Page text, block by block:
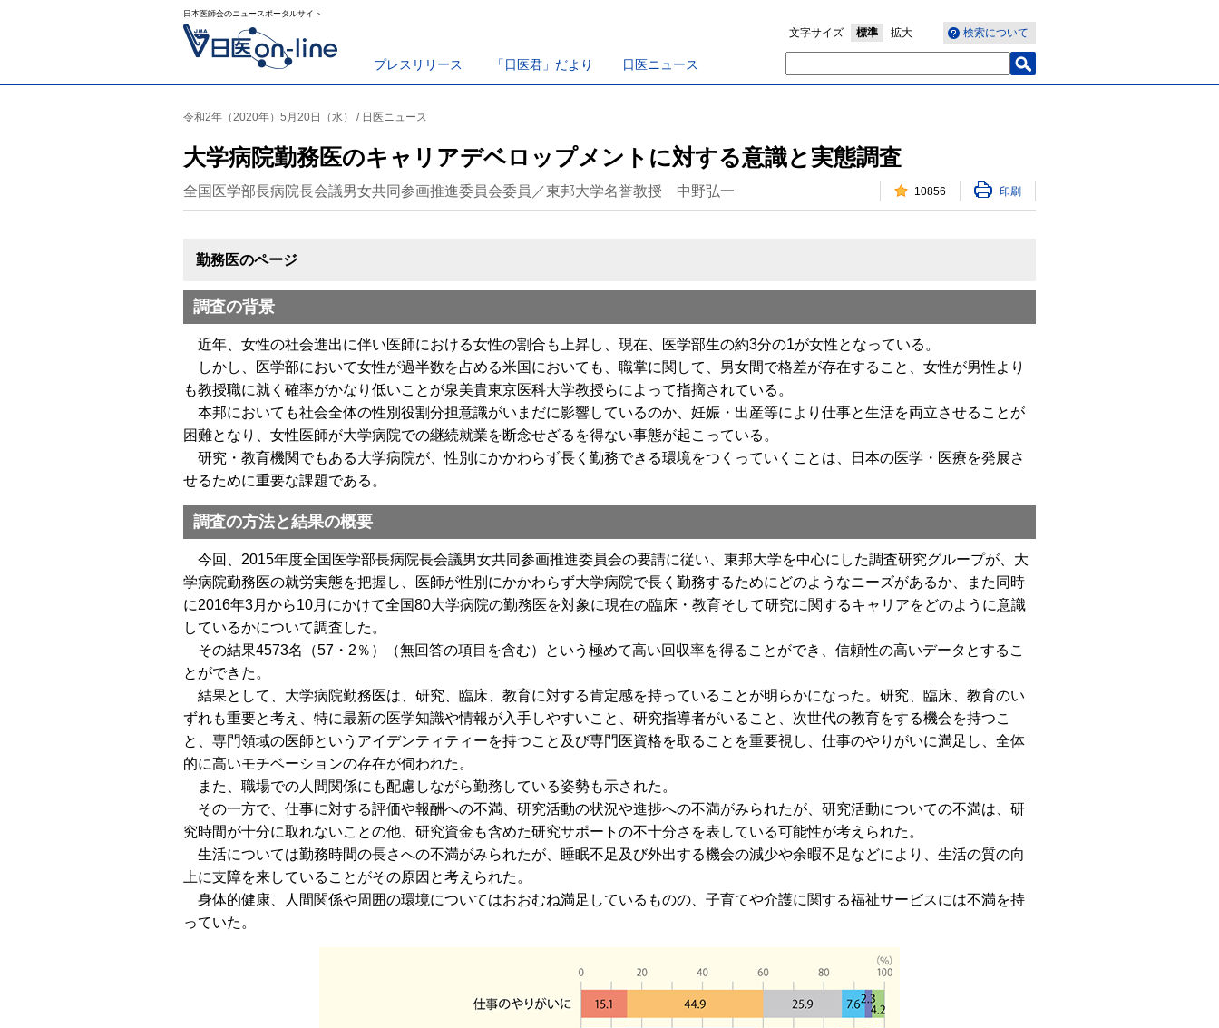
日本医師会のニュースポータルサイト
プレスリリース 「日医君」だより 日医ニュース
検索について
文字サイズ 標準 拡大
令和2年（2020年）5月20日（水） / 日医ニュース
大学病院勤務医のキャリアデベロップメントに対する意識と実態調査
全国医学部長病院長会議男女共同参画推進委員会委員／東邦大学名誉教授 中野弘一 10856 印刷
勤務医のページ
調査の背景
近年、女性の社会進出に伴い医師における女性の割合も上昇し、現在、医学部生の約3分の1が女性となっている。
しかし、医学部において女性が過半数を占める米国においても、職掌に関して、男女間で格差が存在すること、女性が男性より
も教授職に就く確率がかなり低いことが泉美貴東京医科大学教授らによって指摘されている。
本邦においても社会全体の性別役割分担意識がいまだに影響しているのか、妊娠・出産等により仕事と生活を両立させることが
困難となり、女性医師が大学病院での継続就業を断念せざるを得ない事態が起こっている。
研究・教育機関でもある大学病院が、性別にかかわらず長く勤務できる環境をつくっていくことは、日本の医学・医療を発展さ
せるために重要な課題である。
調査の方法と結果の概要
今回、2015年度全国医学部長病院長会議男女共同参画推進委員会の要請に従い、東邦大学を中心にした調査研究グループが、大
学病院勤務医の就労実態を把握し、医師が性別にかかわらず大学病院で長く勤務するためにどのようなニーズがあるか、また同時
に2016年3月から10月にかけて全国80大学病院の勤務医を対象に現在の臨床・教育そして研究に関するキャリアをどのように意識
しているかについて調査した。
その結果4573名（57・2％）（無回答の項目を含む）という極めて高い回収率を得ることができ、信頼性の高いデータとするこ
とができた。
結果として、大学病院勤務医は、研究、臨床、教育に対する肯定感を持っていることが明らかになった。研究、臨床、教育のい
ずれも重要と考え、特に最新の医学知識や情報が入手しやすいこと、研究指導者がいること、次世代の教育をする機会を持つこ
と、専門領域の医師というアイデンティティーを持つこと及び専門医資格を取ることを重要視し、仕事のやりがいに満足し、全体
的に高いモチベーションの存在が伺われた。
また、職場での人間関係にも配慮しながら勤務している姿勢も示された。
その一方で、仕事に対する評価や報酬への不満、研究活動の状況や進捗への不満がみられたが、研究活動についての不満は、研
究時間が十分に取れないことの他、研究資金も含めた研究サポートの不十分さを表している可能性が考えられた。
生活については勤務時間の長さへの不満がみられたが、睡眠不足及び外出する機会の減少や余暇不足などにより、生活の質の向
上に支障を来していることがその原因と考えられた。
身体的健康、人間関係や周囲の環境についてはおおむね満足しているものの、子育てや介護に関する福祉サービスには不満を持
っていた。